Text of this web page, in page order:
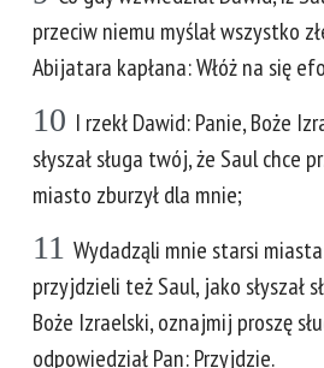
przeciw niemu myślał wszystko
Abijatara kapłana: Włóż na się
10 I rzekł Dawid: Panie, Boże
słyszał sługa twój, że Saul chce
miasto zburzył dla mnie;
11 Wydadząli mnie starsi
przyjdzieli też Saul, jako słyszał
Boże Izraelski, oznajmij proszę
odpowiedział Pan: Przyjdzie.